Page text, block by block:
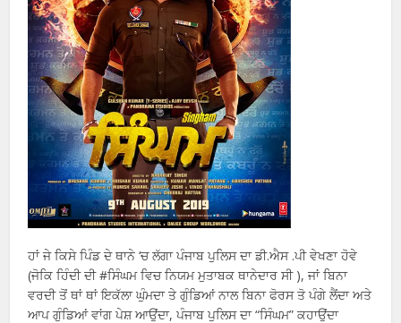
ਹਾਂ ਜੇ ਕਿਸੇ ਪਿੰਡ ਦੇ ਥਾਨੇ ‘ਚ ਲੱਗਾ ਪੰਜਾਬ ਪੁਲਿਸ ਦਾ ਡੀ.ਐਸ .ਪੀ ਵੇਖਣਾ ਹੋਵੇ
(ਜੋਕਿ ਹਿੰਦੀ ਦੀ #ਸਿੰਘਮ ਵਿਚ ਨਿਯਮ ਮੁਤਾਬਕ ਥਾਨੇਦਾਰ ਸੀ ), ਜਾਂ ਬਿਨਾ
ਵਰਦੀ ਤੋਂ ਥਾਂ ਥਾਂ ਇਕੱਲਾ ਘੁੰਮਦਾ ਤੇ ਗੁੰਡਿਆਂ ਨਾਲ ਬਿਨਾ ਫੋਰਸ ਤੋ ਪੰਗੇ ਲੈਂਦਾ ਅਤੇ
ਆਪ ਗੁੰਡਿਆਂ ਵਾਂਗ ਪੇਸ਼ ਆਉਂਦਾ, ਪੰਜਾਬ ਪੁਲਿਸ ਦਾ “ਸਿੰਘਮ” ਕਹਾਉਂਦਾ